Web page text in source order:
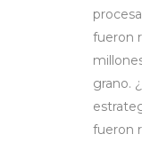
fueron
grano.
fueron